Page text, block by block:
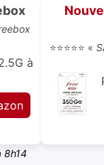
à
⭐⭐⭐⭐⭐ «
8h14